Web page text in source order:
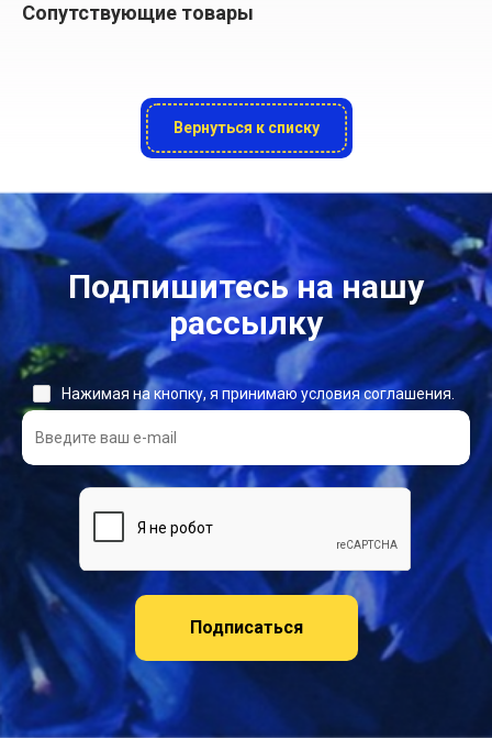
Сопутствующие товары
Вернуться к списку
Подпишитесь на нашу
рассылку
Подписаться
Нажимая на кнопку, я принимаю условия соглашения.